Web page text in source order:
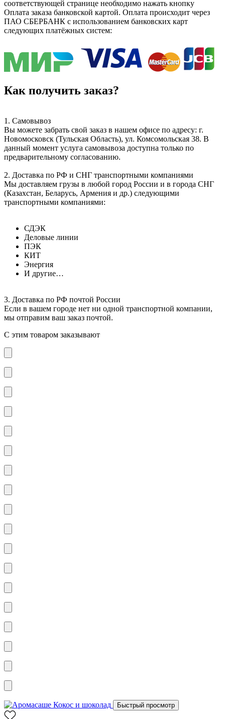
соответствующей странице необходимо нажать кнопку
Оплата заказа банковской картой. Оплата происходит через
ПАО СБЕРБАНК с использованием банковских карт
следующих платёжных систем:
Как получить заказ?
1. Самовывоз
Вы можете забрать свой заказ в нашем офисе по адресу: г.
Новомосковск (Тульская Область), ул. Комсомольская 38. В
данный момент услуга самовывоза доступна только по
предварительному согласованию.
2. Доставка по РФ и СНГ транспортными компаниями
Мы доставляем грузы в любой город России и в города СНГ
(Казахстан, Беларусь, Армения и др.) следующими
транспортными компаниями:
СДЭК
Деловые линии
ПЭК
КИТ
Энергия
И другие…
3. Доставка по РФ почтой России
Если в вашем городе нет ни одной транспортной компании,
мы отправим ваш заказ почтой.
С этим товаром заказывают
Быстрый просмотр